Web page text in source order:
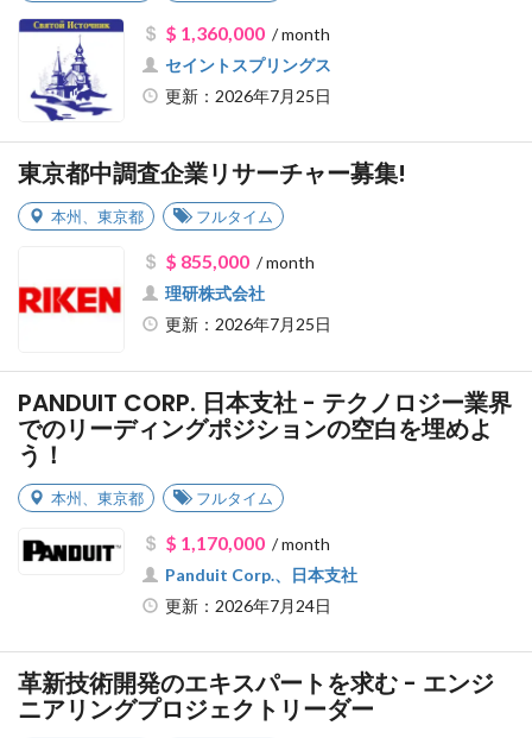
$ 1,360,000/ month
セイントスプリングス
更新：2026年7月25日
東京都中調査企業リサーチャー募集!
本州 東京都 フルタイム
$ 855,000/ month
理研株式会社
更新：2026年7月25日
PANDUIT CORP. 日本支社 - テクノロジー業界
でのリーディングポジションの空白を埋めよ
う！
本州 東京都 フルタイム
$ 1,170,000/ month
Panduit Corp.、日本支社
更新：2026年7月24日
革新技術開発のエキスパートを求む - エンジ
ニアリングプロジェクトリーダー